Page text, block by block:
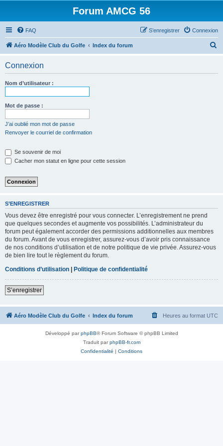
Forum AMCG 56
FAQ Connexion
S’enregistrer
Aéro Modèle Club du Golfe Index du forum
Connexion
Nom d’utilisateur :
Mot de passe :
J’ai oublié mon mot de passe
Renvoyer le courriel de confirmation
Se souvenir de moi
Cacher mon statut en ligne pour cette session
S’ENREGISTRER
Vous devez être enregistré pour vous connecter. L’enregistrement ne prend
que quelques secondes et augmente vos possibilités. L’administrateur du
forum peut également accorder des permissions additionnelles aux membres
du forum. Avant de vous enregistrer, assurez-vous d’avoir pris connaissance
de nos conditions d’utilisation et de notre politique de vie privée. Assurez-vous
de bien lire tout le règlement du forum.
Conditions d’utilisation | Politique de confidentialité
S’enregistrer
Aéro Modèle Club du Golfe Index du forum Heures au format UTC
Développé parphpBB® Forum Software © phpBB Limited
Traduit parphpBB-fr.com
Confidentialité | Conditions